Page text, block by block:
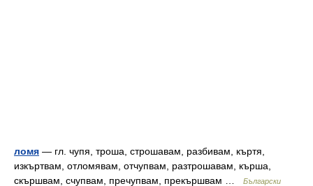
ломя — гл. чупя, троша, строшавам, разбивам, къртя,
изкъртвам, отломявам, отчупвам, разтрошавам, кърша,
скършвам, счупвам, пречупвам, прекършвам …
Български